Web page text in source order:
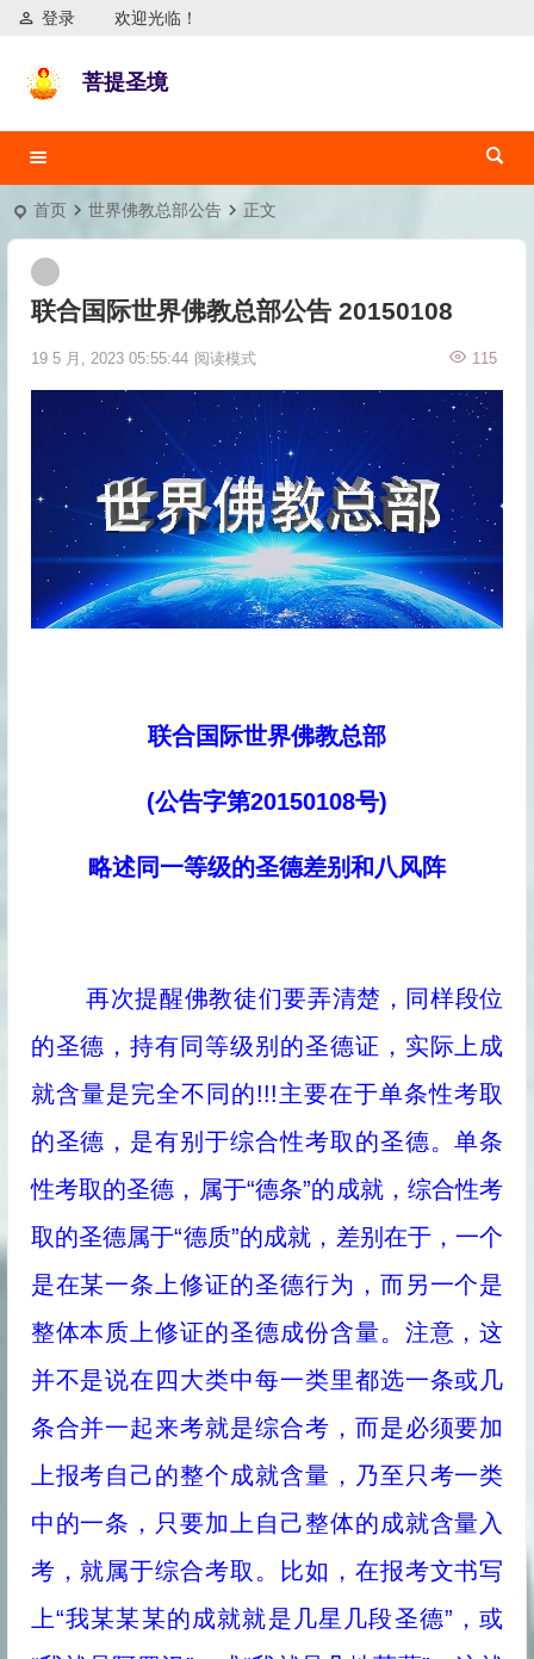
欢迎光临！
登录
菩提圣境
首页 世界佛教总部公告 正文
联合国际世界佛教总部公告 20150108
19 5 月, 2023 05:55:44 115
阅读模式
联合国际世界佛教总部
(公告字第20150108号)
略述同一等级的圣德差别和八风阵
再次提醒佛教徒们要弄清楚，同样段位
的圣德，持有同等级别的圣德证，实际上成
就含量是完全不同的!!!主要在于单条性考取
的圣德，是有别于综合性考取的圣德。单条
性考取的圣德，属于“德条”的成就，综合性考
取的圣德属于“德质”的成就，差别在于，一个
是在某一条上修证的圣德行为，而另一个是
整体本质上修证的圣德成份含量。注意，这
并不是说在四大类中每一类里都选一条或几
条合并一起来考就是综合考，而是必须要加
上报考自己的整个成就含量，乃至只考一类
中的一条，只要加上自己整体的成就含量入
考，就属于综合考取。比如，在报考文书写
上“我某某某的成就就是几星几段圣德”，或